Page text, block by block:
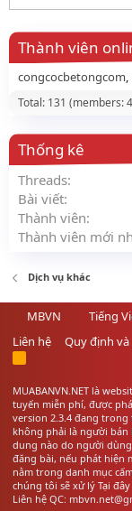
Thành viên
congcocbetongcom
Total: 131 (members:
Thống kê
Threads
Bài viết
Thành viên
Thành viên mới
Dịch vụ khác
MBVN
Tiếng
Liên hệ
Quy định
R
MUABANVN.NET là
tuyến miễn phí, được
version 2.3.4 đang
không phải là người
dung nào do người
đăng bài, nếu phát hiện
nằm trong danh mục
chúng tôi sẽ xử lý Tại đây
Liên hệ QC: